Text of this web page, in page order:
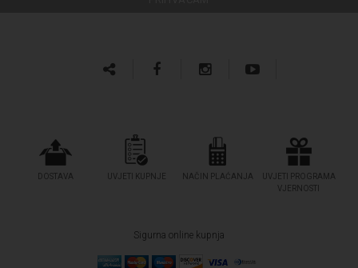
DOSTAVA UVJETI KUPNJE NAČIN PLAĆANJA
UVJETI PROGRAMA
VJERNOSTI
Sigurna online kupnja